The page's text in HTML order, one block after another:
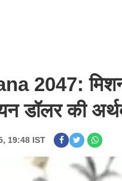
2047: मिशन
डॉलर की
19:48 IST